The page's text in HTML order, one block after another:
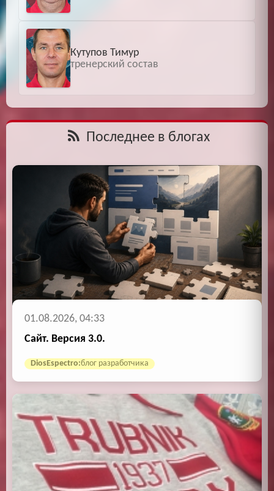
Кутупов Тимур
тренерский состав
Последнее в блогах
01.08.2026, 04:33
Сайт. Версия 3.0.
DiosEspectro:блог разработчика